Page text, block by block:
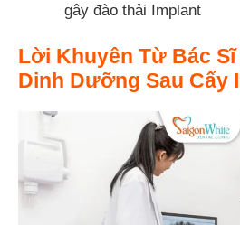
gây đào thải Implant
Lời Khuyên Từ Bác
Dinh Dưỡng Sau Cấy